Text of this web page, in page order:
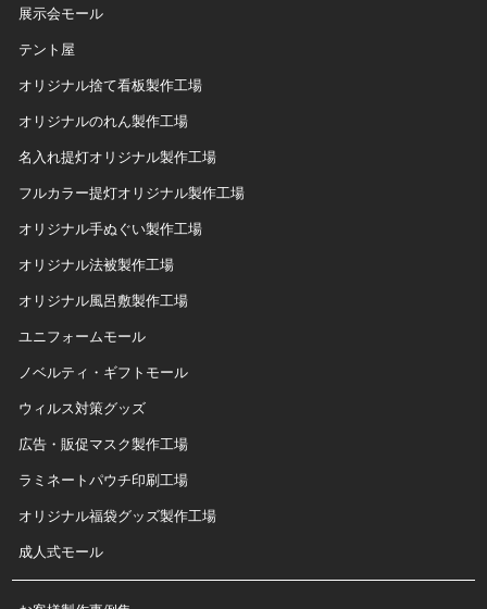
展示会モール
テント屋
オリジナル捨て看板製作工場
オリジナルのれん製作工場
名入れ提灯オリジナル製作工場
フルカラー提灯オリジナル製作工場
オリジナル手ぬぐい製作工場
オリジナル法被製作工場
オリジナル風呂敷製作工場
ユニフォームモール
ノベルティ・ギフトモール
ウィルス対策グッズ
広告・販促マスク製作工場
ラミネートパウチ印刷工場
オリジナル福袋グッズ製作工場
成人式モール